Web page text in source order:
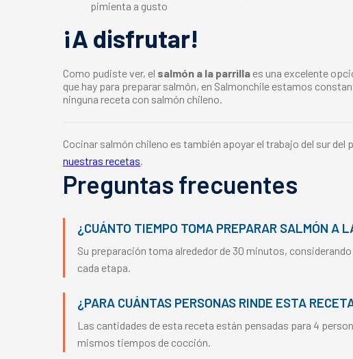
pimienta a gusto
¡A disfrutar!
Como pudiste ver, el salmón a la parrilla es una excelente
que hay para preparar salmón, en Salmonchile estamos
ninguna receta con salmón chileno.
Cocinar salmón chileno es también apoyar el trabajo del sur del
nuestras recetas.
Preguntas frecuentes
¿CUÁNTO TIEMPO TOMA PREPARAR SALMÓN A
Su preparación toma alrededor de 30 minutos,
cada etapa.
¿PARA CUÁNTAS PERSONAS RINDE ESTA
Las cantidades de esta receta están pensadas para 4
mismos tiempos de cocción.